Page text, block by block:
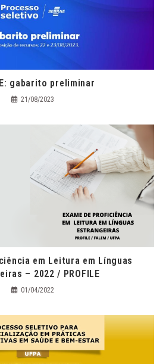
gabarito preliminar
21/08/2023
em Leitura em Línguas
– 2022 / PROFILE
01/04/2022